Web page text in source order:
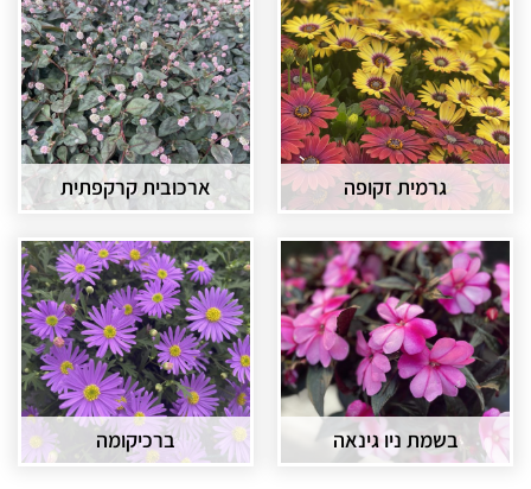
גרמית זקופה ארכובית קרקפתית
בשמת ניו גינאה ברכיקומה